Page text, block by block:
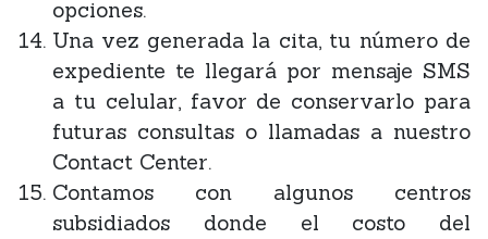
opciones.
Una vez generada la cita, tu número de
expediente te llegará por mensaje SMS
a tu celular, favor de conservarlo para
futuras consultas o llamadas a nuestro
Contact Center.
Contamos con algunos centros
subsidiados donde el costo del